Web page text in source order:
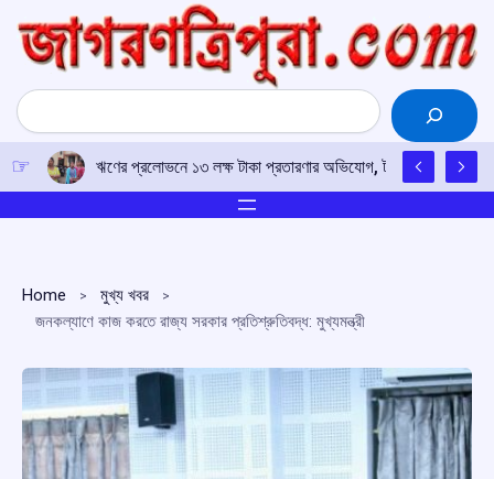
content
Search
ঋণের প্রলোভনে ১৩ লক্ষ টাকা প্রতারণার অভিযোগ, টাকা ফেরতের
Home
মুখ্য খবর
জনকল্যাণে কাজ করতে রাজ্য সরকার প্রতিশ্রুতিবদ্ধ: মুখ্যমন্ত্রী